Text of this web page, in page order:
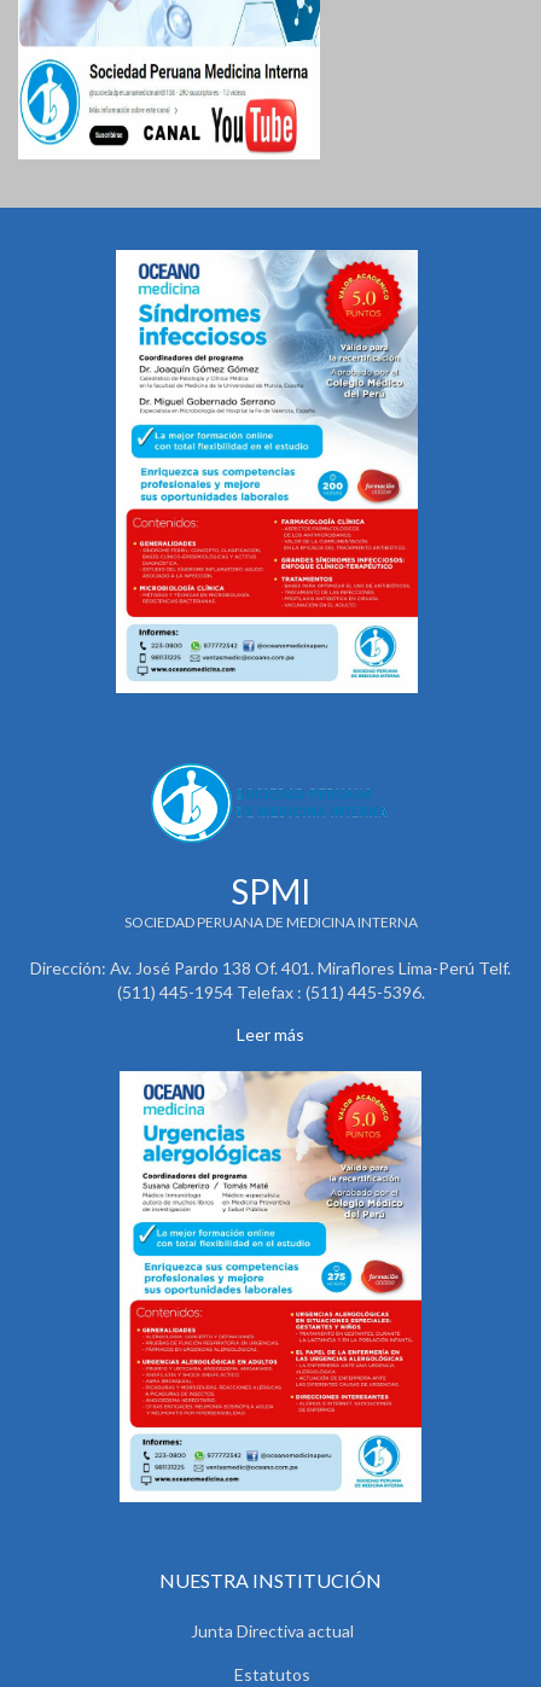
SPMI
SOCIEDAD PERUANA DE MEDICINA INTERNA
Dirección: Av. José Pardo 138 Of. 401. Miraflores Lima-Perú Telf.
(511) 445-1954 Telefax : (511) 445-5396.
Leer más
NUESTRA INSTITUCIÓN
Junta Directiva actual
Estatutos